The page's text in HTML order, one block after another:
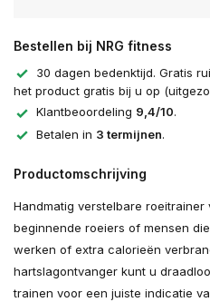
Bestellen bij NRG fitness
30 dagen bedenktijd. Gratis
het product gratis bij u op
Klantbeoordeling 9,4/10.
Betalen in 3 termijnen.
Productomschrijving
Handmatig verstelbare roeitrainer
beginnende roeiers of mensen
werken of extra calorieën
hartslagontvanger kunt u
trainen voor een juiste indicatie